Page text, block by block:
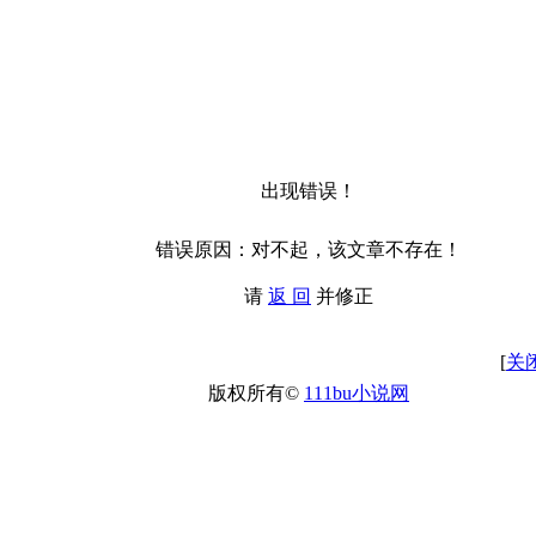
出现错误！
错误原因：对不起，该文章不存在！
请 返 回 并修正
[关
版权所有© 111bu小说网